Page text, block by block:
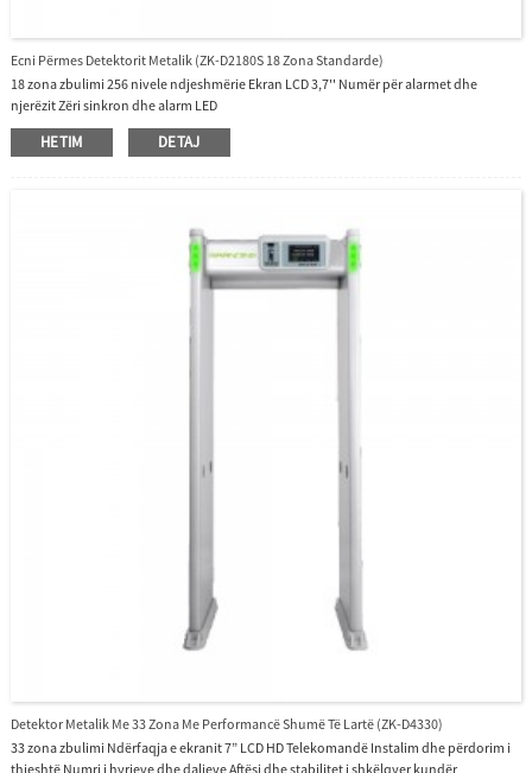
Ecni Përmes Detektorit Metalik (ZK-D2180S 18 Zona Standarde)
18 zona zbulimi 256 nivele ndjeshmërie Ekran LCD 3,7'' Numër për alarmet dhe
njerëzit Zëri sinkron dhe alarm LED
HETIM DETAJ
Detektor Metalik Me 33 Zona Me Performancë Shumë Të Lartë (ZK-D4330)
33 zona zbulimi Ndërfaqja e ekranit 7” LCD HD Telekomandë Instalim dhe përdorim i
thjeshtë Numri i hyrjeve dhe daljeve Aftësi dhe stabilitet i shkëlqyer kundër